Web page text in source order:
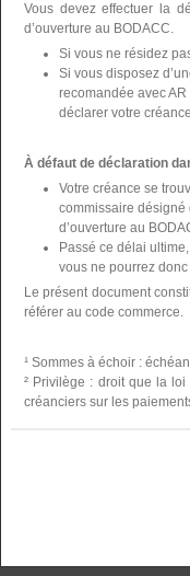
Vous devez effectuer la
d’ouverture au BODACC.
Si vous ne résidez
Si vous disposez
recomandée avec
déclarer votre
À défaut de déclaration
Votre créance se
commissaire
d’ouverture au
Passé ce délai
vous ne pourrez
Le présent document
référer au code commerce.
¹ Sommes à échoir :
² Privilège : droit que la
créanciers sur les